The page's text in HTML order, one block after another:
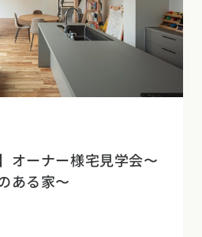
オーナー様宅見学会〜
ある家〜